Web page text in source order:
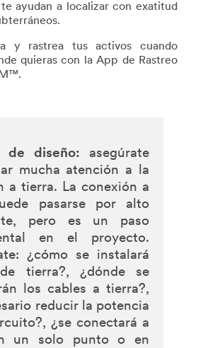
ayudan a localizar con exatitud
y rastrea tus activos cuando
quieras con la App de Rastreo
de diseño: asegúrate
mucha atención a la
a tierra. La conexión a
pasarse por alto
pero es un paso
en el proyecto.
¿cómo se instalará
tierra?, ¿dónde se
los cables a tierra?,
reducir la potencia
¿se conectará a
un solo punto o en